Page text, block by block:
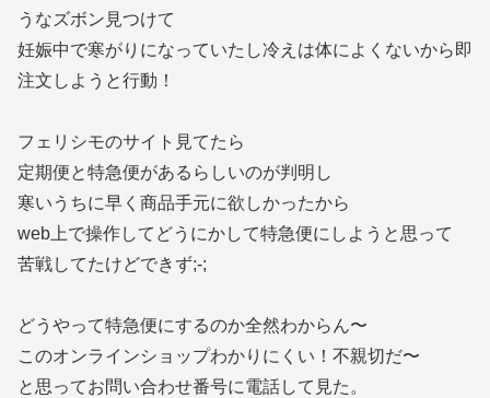
うなズボン見つけて
妊娠中で寒がりになっていたし冷えは体によくないから即
注文しようと行動！
フェリシモのサイト見てたら
定期便と特急便があるらしいのが判明し
寒いうちに早く商品手元に欲しかったから
web上で操作してどうにかして特急便にしようと思って
苦戦してたけどできず;-;
どうやって特急便にするのか全然わからん〜
このオンラインショップわかりにくい！不親切だ〜
と思ってお問い合わせ番号に電話して見た。